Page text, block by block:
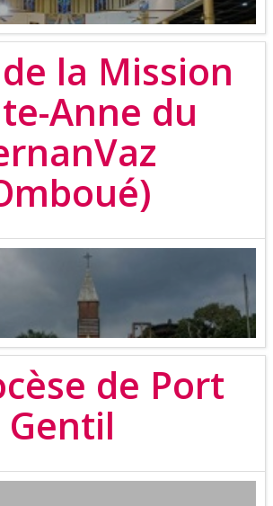
la Mission
Anne du
de Port
Gentil